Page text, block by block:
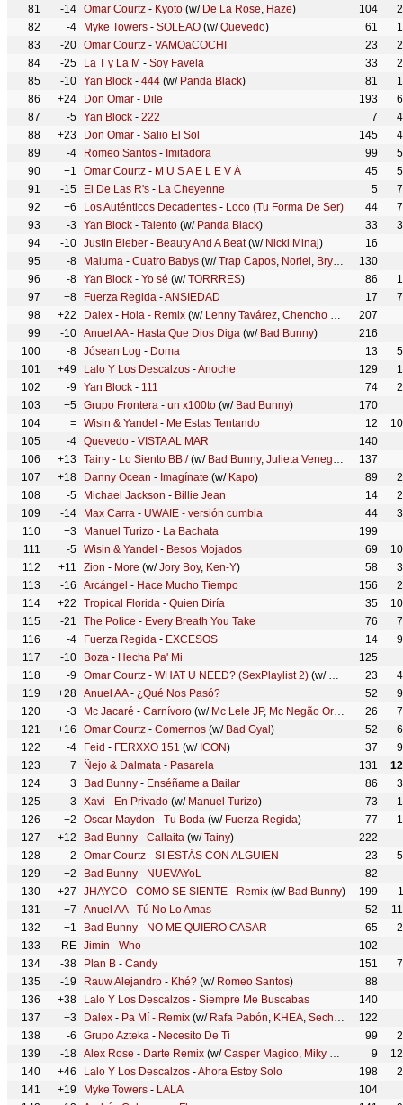
81
-14 Omar Courtz - Kyoto (w/ De La Rose, Haze) 104
82
-4 Myke Towers - SOLEAO (w/Quevedo) 61
83
-20 Omar Courtz - VAMOaCOCHI 23
84
-25 La T y La M - Soy Favela 33
85
-10 Yan Block - 444 (w/ Panda Black) 81
86
+24 Don Omar - Dile 193
87
-5 Yan Block - 222 7
88
+23 Don Omar - Salio El Sol 145
89
-4 Romeo Santos - Imitadora 99
90
+1 Omar Courtz - M U S A E L E V Á 45
91
-15 El De Las R's - La Cheyenne 5
92
+6 Los Auténticos Decadentes - Loco (Tu Forma De Ser) 44
93
-3 Yan Block - Talento (w/ Panda Black) 33
94
-10 Justin Bieber - Beauty And A Beat(w/ Nicki Minaj)
16
95
-8 Maluma - Cuatro Babys (w/Trap Capos, Noriel , Bryant Myers
130
96
-8 Yan Block - Yo sé (w/TORRRES) 86
97
+8 Fuerza Regida -ANSIEDAD 17
98
+22 Dalex - Hola - Remix (w/ Lenny Tavárez, Chencho Corleone ,
207
99
-10 Anuel AA- Hasta Que Dios Diga (w/ Bad Bunny)
216
100
-8 Jósean Log - Doma 13
101
+49 Lalo Y Los Descalzos -Anoche 129
102
-9 Yan Block - 111 74
103
+5 Grupo Frontera - un x100to (w/ Bad Bunny)
170
104
= Wisin & Yandel - Me Estas Tentando 12
105
-4 Quevedo - VISTA AL MAR
140
106
+13 Tainy - Lo Siento BB:/(w/ Bad Bunny, Julieta Venegas
137
107
+18 Danny Ocean - Imagínate (w/ Kapo) 89
108
-5 Michael Jackson - Billie Jean 14
109
-14 Max Carra - UWAIE - versión cumbia 44
110
+3 Manuel Turizo - La Bachata
199
111
-5 Wisin & Yandel - Besos Mojados 69
112
+11 Zion - More (w/Jory Boy, Ken-Y) 58
113
-16 Arcángel - Hace Mucho Tiempo 156
114
+22 Tropical Florida - Quien Diría 35
115
-21 The Police - Every Breath You Take 76
116
-4 Fuerza Regida - EXCESOS 14
117
-10 Boza - Hecha Pa' Mi
125
118
-9 Omar Courtz - WHAT U NEED? (SexPlaylist 2) (w/ Myke Towers
23
119
+28 Anuel AA- ¿Qué Nos Pasó? 52
120
-3 Mc Jacaré - Carnívoro (w/ Mc Lele JP, Mc Negão Original ,DJ
26
121
+16 Omar Courtz - Comernos (w/ Bad Gyal ) 52
122
-4 Feid - FERXXO 151 (w/ ICON) 37
123
+7 Ñejo & Dalmata - Pasarela 131
124
+3 Bad Bunny - Enséñame a Bailar 86
125
-3 Xavi - En Privado (w/ Manuel Turizo) 73
126
+2 Oscar Maydon - Tu Boda (w/ Fuerza Regida) 77
127
+12 Bad Bunny - Callaita (w/Tainy)
222
128
-2 Omar Courtz - SI ESTÁS CON ALGUIEN 23
129
+2 Bad Bunny - NUEVAYoL
82
130
+27 JHAYCO - CÓMO SE SIENTE - Remix (w/ Bad Bunny) 199
131
+7 Anuel AA- Tú No Lo Amas 52
132
+1 Bad Bunny - NO ME QUIERO CASAR 65
133
RE Jimin - Who
102
134
-38 Plan B - Candy 151
135
-19 Rauw Alejandro - Khé? (w/ Romeo Santos)
88
136
+38 Lalo Y Los Descalzos - Siempre Me Buscabas
140
137
+3 Dalex - Pa Mí - Remix (w/ Rafa Pabón, KHEA, Sech,Feid,Cazzu
122
138
-6 Grupo Azteka - Necesito De Ti 99
139
-18 Alex Rose - Darte Remix (w/Casper Magico, Miky Woodz Myke
9
140
+46 Lalo Y Los Descalzos -Ahora Estoy Solo 198
141
+19 Myke Towers - LALA
104